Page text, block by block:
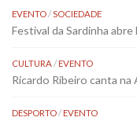
EVENTO/SOCIEDADE
Festival da Sardinha
CULTURA/EVENTO
Ricardo Ribeiro canta na
DESPORTO/EVENTO